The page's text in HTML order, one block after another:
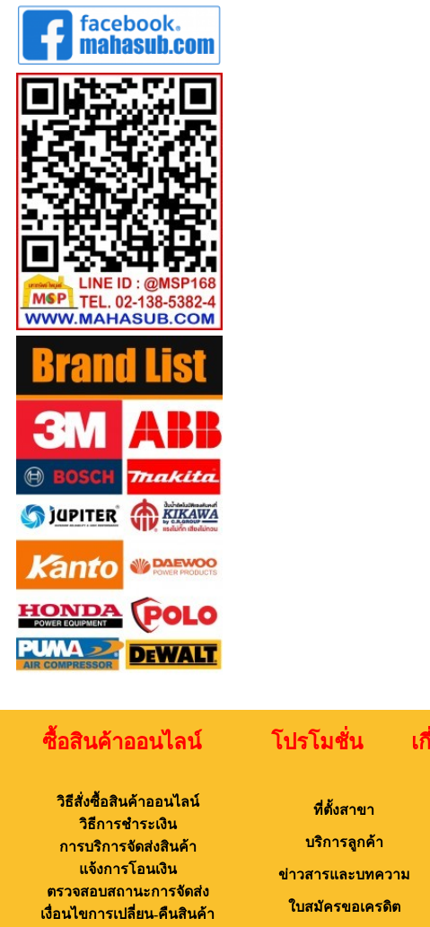
ซื้อสินค้าออนไลน์ โปรโมชั่น เ
วิธีสั่งซื้อสินค้าออนไลน์
วิธีการชำระเงิน
การบริการจัดส่งสินค้า
แจ้งการโอนเงิน
ตรวจสอบสถานะการจัดส่ง
เงื่อนไขการเปลี่ยน-คืนสินค้า
ที่ตั้งสาขา
บริการลูกค้า
ข่าวสารและบทความ
ใบสมัครขอเครดิต